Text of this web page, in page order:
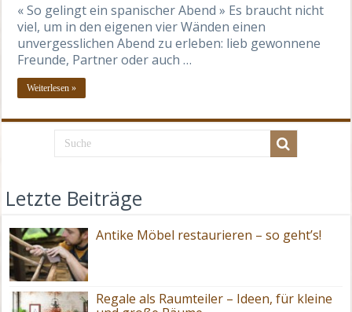
« So gelingt ein spanischer Abend » Es braucht nicht
viel, um in den eigenen vier Wänden einen
unvergesslichen Abend zu erleben: lieb gewonnene
Freunde, Partner oder auch …
Weiterlesen »
Letzte Beiträge
Antike Möbel restaurieren – so geht’s!
Regale als Raumteiler – Ideen, für kleine